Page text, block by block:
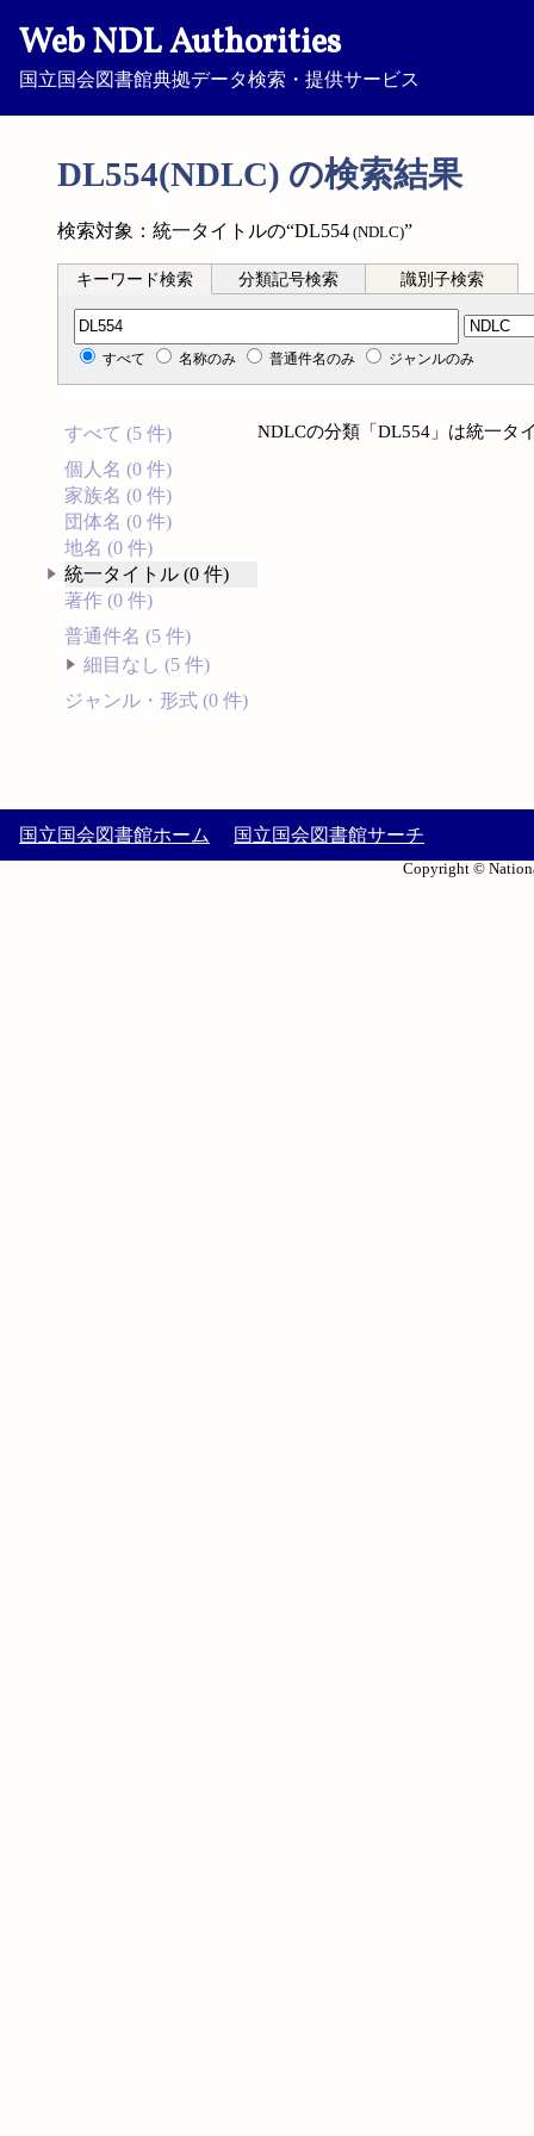
Web NDL Authorities
国立国会図書館典拠データ検索・提供サービス
DL554(NDLC) の検索結果
検索対象：統一タイトルの“DL554 (NDLC)”
キーワード検索 分類記号検索 識別子検索
分類記号検索
すべて 名称のみ 普通件名のみ ジャンルのみ
すべて (5 件)
個人名 (0 件)
家族名 (0 件)
団体名 (0 件)
地名 (0 件)
統一タイトル (0 件)
著作 (0 件)
普通件名 (5 件)
細目なし (5 件)
ジャンル・形式 (0 件)
NDLCの分類「DL554」は統一タ
国立国会図書館ホーム 国立国会図書館サーチ
Copyright ©